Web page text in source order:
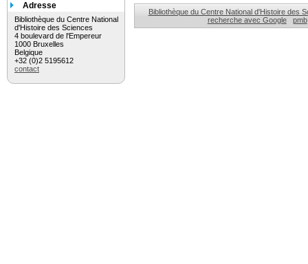
Bibliothèque du Centre National d'Histoire des
recherche avec Google
pmb
Adresse
Bibliothèque du Centre National
d'Histoire des Sciences
4 boulevard de l'Empereur
1000 Bruxelles
Belgique
+32 (0)2 5195612
contact